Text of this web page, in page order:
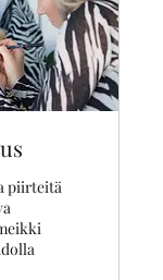
piirteitä